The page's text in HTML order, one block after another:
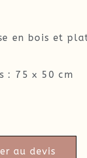
en bois et
: 75 x 50 cm
au devis